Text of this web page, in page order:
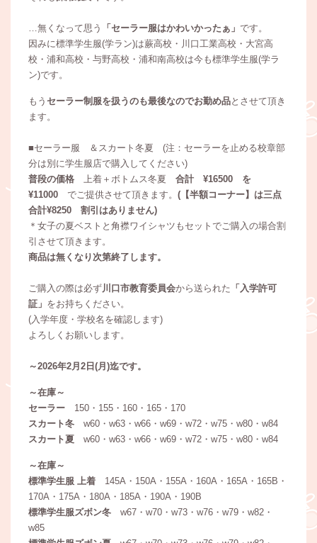
…無くなって思う 「セーラー服はかわいかったぁ」 です。
因みに標準学生服(学ラン)は蕨高校・川口工業高校・大宮高
校・浦和高校・与野高校・浦和南高校は今も標準学生服(学ラ
ン)です。
もう セーラー制服を扱うのも最後なのでお勤め品とさせて頂き
ます。
■セーラー服 ＆スカート冬夏 (注：セーラーを止める校章部
分は別に学生服店で購入してください)
普段の価格
上着＋ボトムス冬夏 合計 ¥16500 を
¥11000 でご提供させて頂きます。 (【半額コーナー】は三点
合計¥8250 割引はありません)
＊女子の夏ベストと角襟ワイシャツもセットでご購入の場合割
引させて頂きます。
商品は無くなり次第終了します。
ご購入の際は必ず川口市教育委員会から送られた 「入学許可
証」 をお持ちください。
(入学年度・学校名を確認します)
よろしくお願いします。
～2026年2月2日(月)迄です。
～在庫～
セーラー 150・155・160・165・170
スカート冬 w60・w63・w66・w69・w72・w75・w80・w84
スカート夏 w60・w63・w66・w69・w72・w75・w80・w84
～在庫～
標準学生服 上着 145A・150A・155A・160A・165A・165B・
170A・175A・180A・185A・190A・190B
標準学生服ズボン冬 w67・w70・w73・w76・w79・w82・
w85